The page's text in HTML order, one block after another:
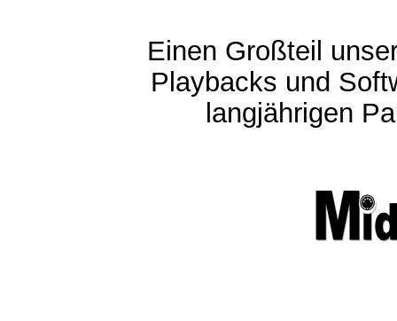
Einen Großteil
Playbacks und
langjährigen